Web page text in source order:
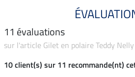
11 évaluations
sur l'article Gilet en polaire Teddy Nelly
10 client(s) sur 11 recommande(nt)